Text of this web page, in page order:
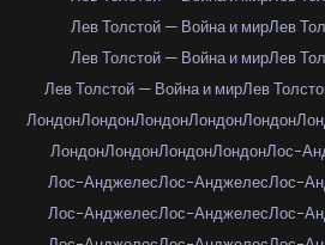
Лев Толстой — Война и мирЛев
Лев Толстой — Война и мирЛев
Лев Толстой — Война и мирЛев
ЛондонЛондонЛондонЛондонЛондон
ЛондонЛондонЛондонЛондонЛос-
Лос-АнджелесЛос-АнджелесЛос-
Лос-АнджелесЛос-АнджелесЛос-